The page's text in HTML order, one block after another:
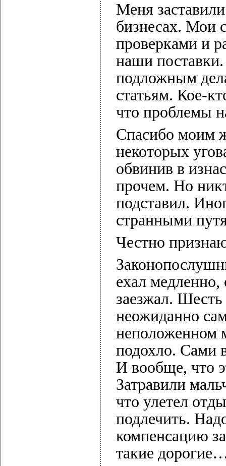
Меня
бизнесах. Мои
проверками и
наши
подложным
статьям. Кое-
что проблемы
Спасибо моим
некоторых
обвинив в
прочем. Но
подставил.
странными
Честно
ехал медленно,
заезжал.
неожиданно
неположенном
подохло. Сами
И вообще, что
Затравили
что улетел
подлечить.
компенсацию
такие